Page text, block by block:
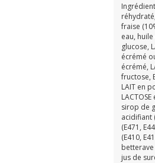
fraise
eau,
glucose,
écrémé
écrémé,
fructose,
LAIT en
LACTOSE
sirop de
acidifiant
(E471,
(E410,
jus de